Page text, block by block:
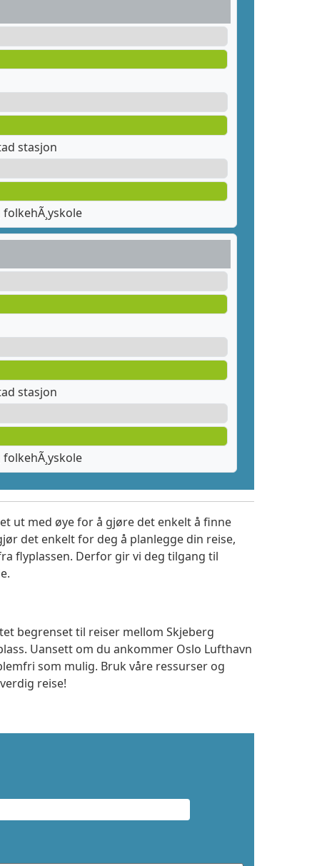
stasjon
stasjon
ut med øye for å gjøre det enkelt å finne
det enkelt for deg å planlegge din reise,
flyplassen. Derfor gir vi deg tilgang til
begrenset til reiser mellom Skjeberg
Uansett om du ankommer Oslo Lufthavn
som mulig. Bruk våre ressurser og
reise!